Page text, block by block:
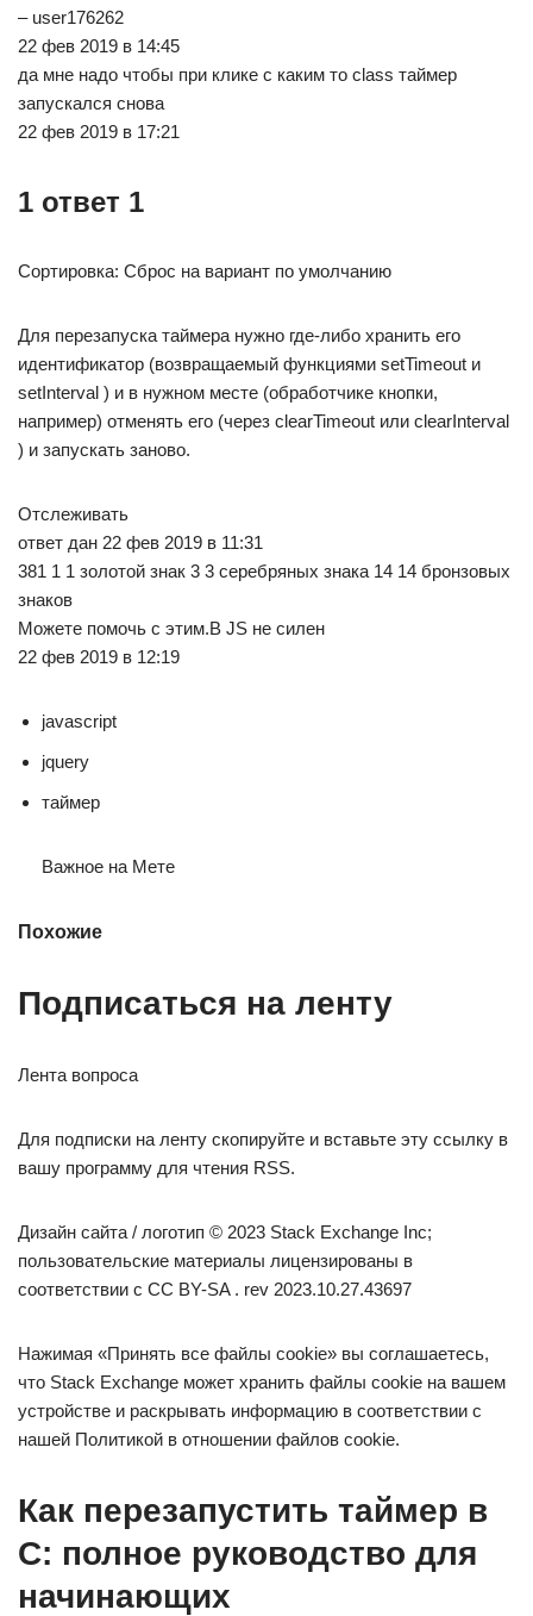
– user176262
22 фев 2019 в 14:45
да мне надо чтобы при клике с каким то class таймер
запускался снова
22 фев 2019 в 17:21
1 ответ 1
Сортировка: Сброс на вариант по умолчанию
Для перезапуска таймера нужно где-либо хранить его
идентификатор (возвращаемый функциями setTimeout и
setInterval ) и в нужном месте (обработчике кнопки,
например) отменять его (через clearTimeout или clearInterval
) и запускать заново.
Отслеживать
ответ дан 22 фев 2019 в 11:31
381 1 1 золотой знак 3 3 серебряных знака 14 14 бронзовых
знаков
Можете помочь с этим.В JS не силен
22 фев 2019 в 12:19
javascript
jquery
таймер
Важное на Мете
Похожие
Подписаться на ленту
Лента вопроса
Для подписки на ленту скопируйте и вставьте эту ссылку в
вашу программу для чтения RSS.
Дизайн сайта / логотип © 2023 Stack Exchange Inc;
пользовательские материалы лицензированы в
соответствии с CC BY-SA . rev 2023.10.27.43697
Нажимая «Принять все файлы cookie» вы соглашаетесь,
что Stack Exchange может хранить файлы cookie на вашем
устройстве и раскрывать информацию в соответствии с
нашей Политикой в отношении файлов cookie.
Как перезапустить таймер в
C: полное руководство для
начинающих